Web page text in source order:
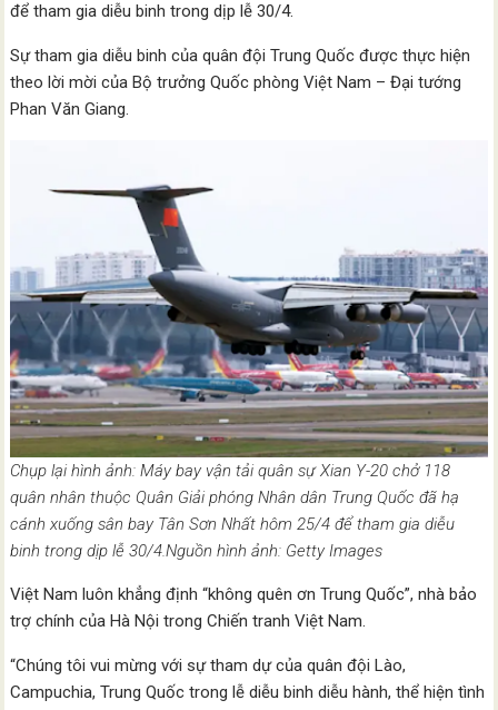
để tham gia diễu binh trong dịp lễ 30/4.
Sự tham gia diễu binh của quân đội Trung Quốc được thực hiện
theo lời mời của Bộ trưởng Quốc phòng Việt Nam – Đại tướng
Phan Văn Giang.
Chụp lại hình ảnh: Máy bay vận tải quân sự Xian Y-20 chở 118
quân nhân thuộc Quân Giải phóng Nhân dân Trung Quốc đã hạ
cánh xuống sân bay Tân Sơn Nhất hôm 25/4 để tham gia diễu
binh trong dịp lễ 30/4.Nguồn hình ảnh: Getty Images
Việt Nam luôn khẳng định “không quên ơn Trung Quốc”, nhà bảo
trợ chính của Hà Nội trong Chiến tranh Việt Nam.
“Chúng tôi vui mừng với sự tham dự của quân đội Lào,
Campuchia, Trung Quốc trong lễ diễu binh diễu hành, thể hiện tình